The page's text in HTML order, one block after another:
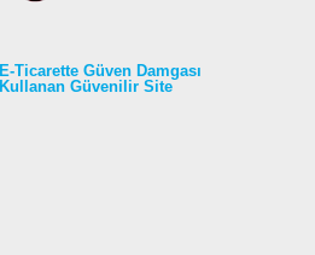
E-Ticarette Güven Damgası
Kullanan Güvenilir Site